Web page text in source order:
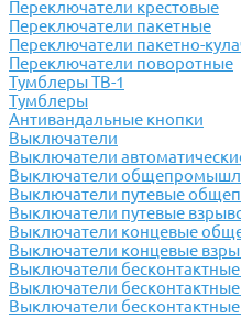
Переключатели крестовые
Переключатели пакетные
Переключатели пакетно-
Переключатели поворотные
Тумблеры ТВ-1
Тумблеры
Антивандальные кнопки
Выключатели
Выключатели
Выключатели
Выключатели путевые
Выключатели путевые
Выключатели концевые
Выключатели концевые
Выключатели
Выключатели
Выключатели